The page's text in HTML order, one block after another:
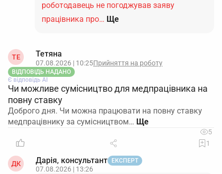
роботодавець не погоджував заяву
працівника про… Ще
ТЕ Тетяна
07.08.2026 | 10:25Прийняття на роботу
ВІДПОВІДЬ НАДАНО
Є відповідь АІ
Чи можливе сумісництво для медпрацівника на
повну ставку
Доброго дня. Чи можна працювати на повну ставку
медпрацівнику за сумісництвом…
5
1
ДК Дарія, консультант ЕКСПЕРТ
07.08.2026 | 13:26